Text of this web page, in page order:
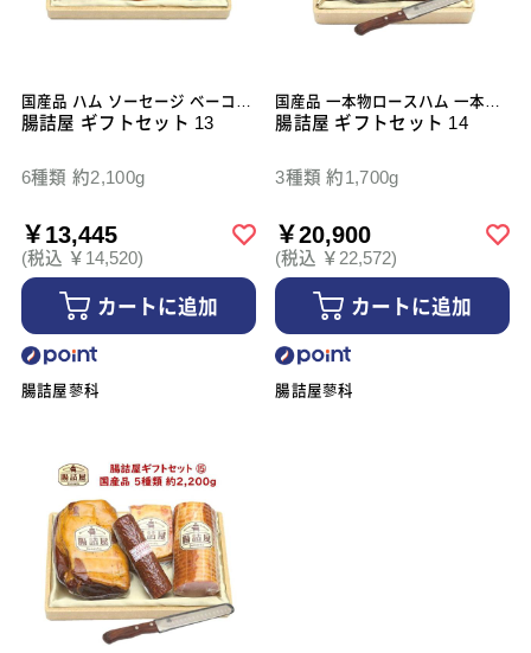
国産品 ハム ソーセージ ベーコン
一本物ハム
腸詰屋 ギフトセット 13
6種類 約2,100g
￥13,445
(税込 ￥14,520)
カートに追加
腸詰屋蓼科
国産品 一本物ロースハム 一本物
生ハム スライフナイフ
腸詰屋 ギフトセット 14
3種類 約1,700g
￥20,900
(税込 ￥22,572)
カートに追加
腸詰屋蓼科